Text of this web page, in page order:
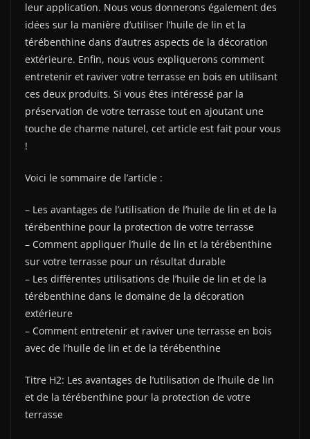
leur application. Nous vous donnerons également des
idées sur la manière d’utiliser l’huile de lin et la
térébenthine dans d’autres aspects de la décoration
extérieure. Enfin, nous vous expliquerons comment
entretenir et raviver votre terrasse en bois en utilisant
ces deux produits. Si vous êtes intéressé par la
préservation de votre terrasse tout en ajoutant une
touche de charme naturel, cet article est fait pour vous
!
Voici le sommaire de l’article :
– Les avantages de l’utilisation de l’huile de lin et de la
térébenthine pour la protection de votre terrasse
– Comment appliquer l’huile de lin et la térébenthine
sur votre terrasse pour un résultat durable
– Les différentes utilisations de l’huile de lin et de la
térébenthine dans le domaine de la décoration
extérieure
– Comment entretenir et raviver une terrasse en bois
avec de l’huile de lin et de la térébenthine
Titre H2: Les avantages de l’utilisation de l’huile de lin
et de la térébenthine pour la protection de votre
terrasse